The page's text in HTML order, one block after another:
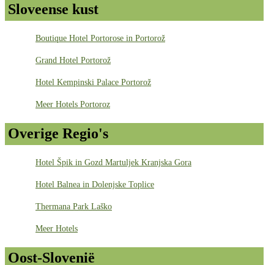
Sloveense kust
Boutique Hotel Portorose in Portorož
Grand Hotel Portorož
Hotel Kempinski Palace Portorož
Meer Hotels Portoroz
Overige Regio's
Hotel Špik in Gozd Martuljek Kranjska Gora
Hotel Balnea in Dolenjske Toplice
Thermana Park Laško
Meer Hotels
Oost-Slovenië